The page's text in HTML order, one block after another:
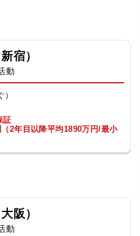
宿）
動
証
2年目以降平均1890万円/最小
阪）
動
用規約